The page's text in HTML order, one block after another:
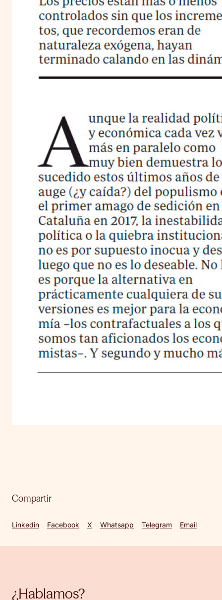
Compartir
Linkedin Facebook X Whatsapp Telegram Email
¿Hablamos?